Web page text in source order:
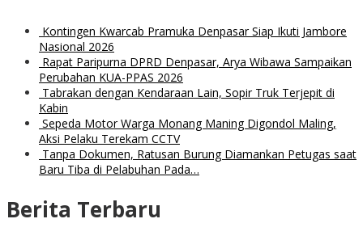
Kontingen Kwarcab Pramuka Denpasar Siap Ikuti Jambore
Nasional 2026
Rapat Paripurna DPRD Denpasar, Arya Wibawa Sampaikan
Perubahan KUA-PPAS 2026
Tabrakan dengan Kendaraan Lain, Sopir Truk Terjepit di
Kabin
Sepeda Motor Warga Monang Maning Digondol Maling,
Aksi Pelaku Terekam CCTV
Tanpa Dokumen, Ratusan Burung Diamankan Petugas saat
Baru Tiba di Pelabuhan Pada…
Berita Terbaru